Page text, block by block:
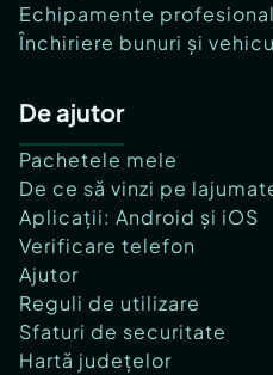
Echipamente
Închiriere bunuri și
De ajutor
Pachetele mele
De ce să vinzi pe
Aplicații: Android și iOS
Verificare telefon
Ajutor
Reguli de utilizare
Sfaturi de securitate
Hartă județelor